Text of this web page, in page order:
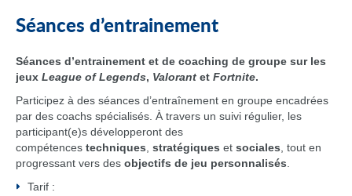
Séances d’entrainement
Séances d’entrainement et de coaching de groupe sur les
jeux League of Legends, Valorant et Fortnite.
Participez à des séances d’entraînement en groupe encadrées
par des coachs spécialisés. À travers un suivi régulier, les
participant(e)s développeront des
compétences techniques stratégiques et sociales , tout en
progressant vers des objectifs de jeu personnalisés
Tarif :